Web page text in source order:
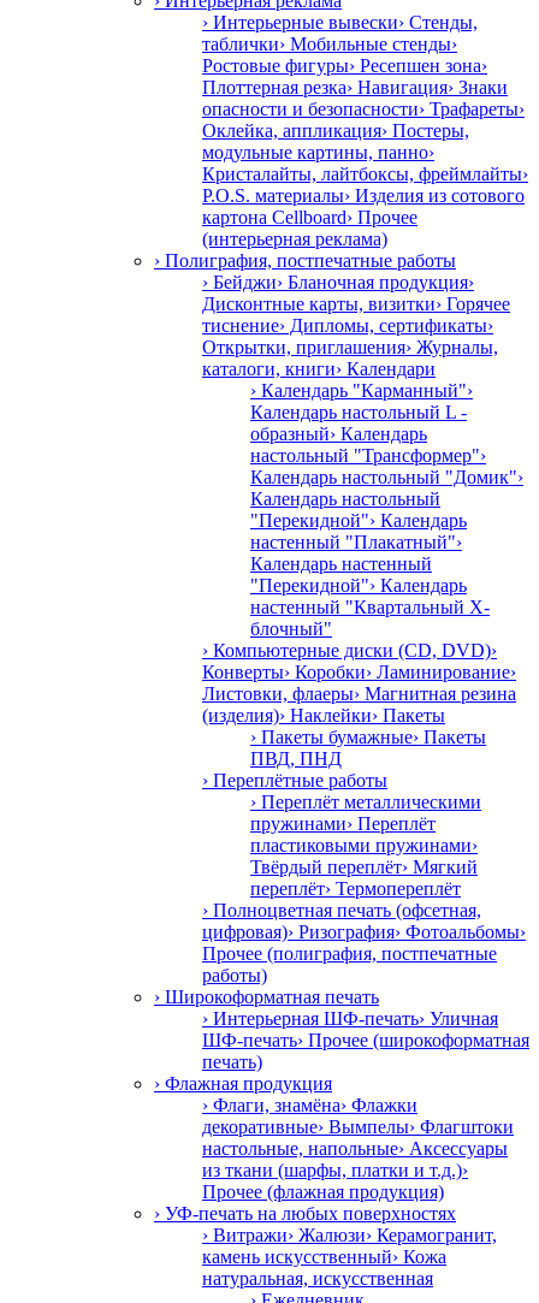
› Интерьерные вывески› Стенды,
таблички› Мобильные стенды›
Ростовые фигуры› Ресепшен зона›
Плоттерная резка› Навигация› Знаки
опасности и безопасности› Трафареты›
Оклейка, аппликация› Постеры,
модульные картины, панно›
Кристалайты, лайтбоксы, фреймлайты›
P.O.S. материалы› Изделия из сотового
картона Cellboard› Прочее
(интерьерная реклама)
› Полиграфия, постпечатные работы
› Бейджи› Бланочная продукция›
Дисконтные карты, визитки› Горячее
тиснение› Дипломы, сертификаты›
Открытки, приглашения› Журналы,
каталоги, книги› Календари
› Календарь "Карманный"›
Календарь настольный L -
образный› Календарь
настольный "Трансформер"›
Календарь настольный "Домик"›
Календарь настольный
"Перекидной"› Календарь
настенный "Плакатный"›
Календарь настенный
"Перекидной"› Календарь
настенный "Квартальный Х-
блочный"
› Компьютерные диски (CD, DVD)›
Конверты› Коробки› Ламинирование›
Листовки, флаеры› Магнитная резина
(изделия)› Наклейки› Пакеты
› Пакеты бумажные› Пакеты
ПВД, ПНД
› Переплётные работы
› Переплёт металлическими
пружинами› Переплёт
пластиковыми пружинами›
Твёрдый переплёт› Мягкий
переплёт› Термопереплёт
› Полноцветная печать (офсетная,
цифровая)› Ризография› Фотоальбомы›
Прочее (полиграфия, постпечатные
работы)
› Широкоформатная печать
› Интерьерная ШФ-печать› Уличная
ШФ-печать› Прочее (широкоформатная
печать)
› Флажная продукция
› Флаги, знамёна› Флажки
декоративные› Вымпелы› Флагштоки
настольные, напольные› Аксессуары
из ткани (шарфы, платки и т.д.)›
Прочее (флажная продукция)
› УФ-печать на любых поверхностях
› Витражи› Жалюзи› Керамогранит,
камень искусственный› Кожа
натуральная, искусственная